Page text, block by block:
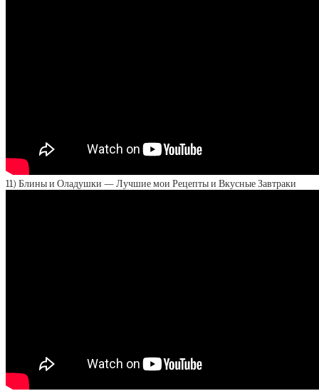
11) Блины и Оладушки — Лучшие мои Рецепты и Вкусные Завтраки